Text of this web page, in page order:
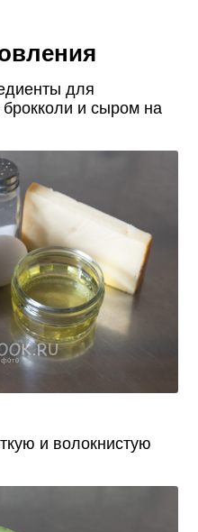
для
и сыром на
и волокнистую